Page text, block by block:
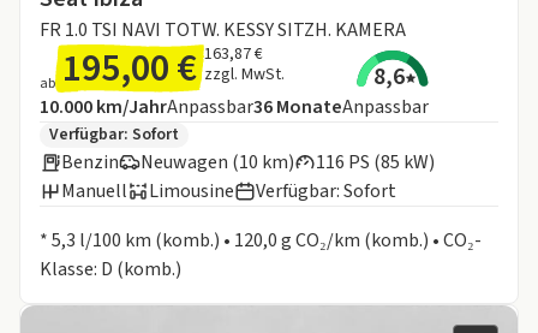
FR 1.0 TSI NAVI TOTW. KESSY SITZH. KAMERA
ab 195,00 € 163,87 €
zzgl. MwSt.
8,6
Angebotsdetails:
Inklusive Laufleistung
10.000 km/JahrAnpassbarLaufzeit
36MonateAnpassbar
Zusätzliche Fahrzeuginformationen:
Verfügbar: Sofort
Benzin Neuwagen (10 km)
116 PS (85 kW)
Manuell
Limousine
Verfügbar: Sofort
* 5,3 l/100 km (komb.) • 120,0 g CO₂/km (komb.) • CO₂-
Klasse: D (komb.)